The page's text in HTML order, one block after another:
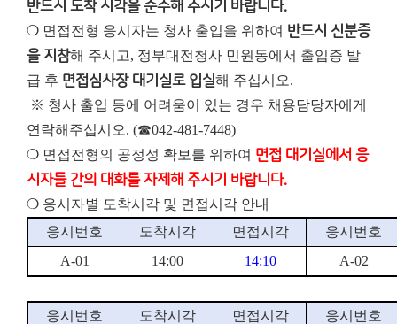
반드시 도착 시각을 준수해 주시기 바랍니다.
❍ 면접전형 응시자는 청사 출입을 위하여 반드시 신분증
을 지참해 주시고, 정부대전청사 민원동에서 출입증 발
급 후 면접심사장 대기실로 입실해 주십시오.
※ 청사 출입 등에 어려움이 있는 경우 채용담당자에게
연락해주십시오. (☎042-481-7448)
❍ 면접전형의 공정성 확보를 위하여 면접 대기실에서 응
시자들 간의 대화를 자제해 주시기 바랍니다.
❍ 응시자별 도착시각 및 면접시각 안내
응시번호
도착시각 면접시각
응시번호
A-01
14:00 14:10 A-02
응시번호 도착시각 면접시각
응시번호